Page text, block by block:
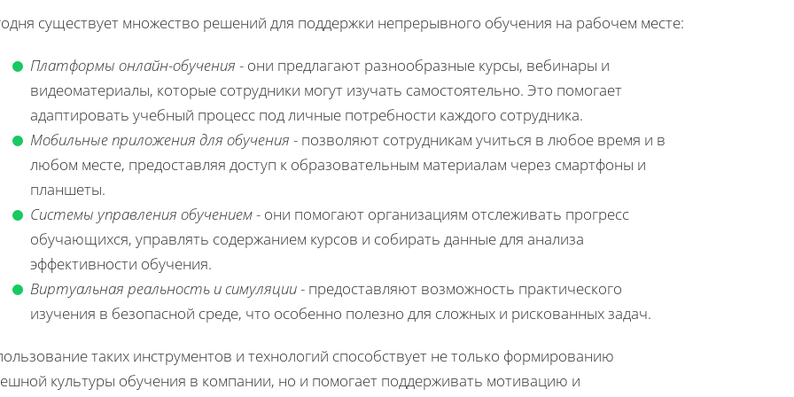
существует множество решений для поддержки непрерывного обучения на рабочем месте:
Платформы онлайн-обучения - они предлагают разнообразные курсы, вебинары и
видеоматериалы, которые сотрудники могут изучать самостоятельно. Это помогает
адаптировать учебный процесс под личные потребности каждого сотрудника.
Мобильные приложения для обучения - позволяют сотрудникам учиться в любое время и в
любом месте, предоставляя доступ к образовательным материалам через смартфоны и
планшеты.
Системы управления обучением- они помогают организациям отслеживать прогресс
обучающихся, управлять содержанием курсов и собирать данные для анализа
эффективности обучения.
Виртуальная реальность и симуляции- предоставляют возможность практического
изучения в безопасной среде, что особенно полезно для сложных и рискованных задач.
таких инструментов и технологий способствует не только формированию
культуры обучения в компании, но и помогает поддерживать мотивацию и